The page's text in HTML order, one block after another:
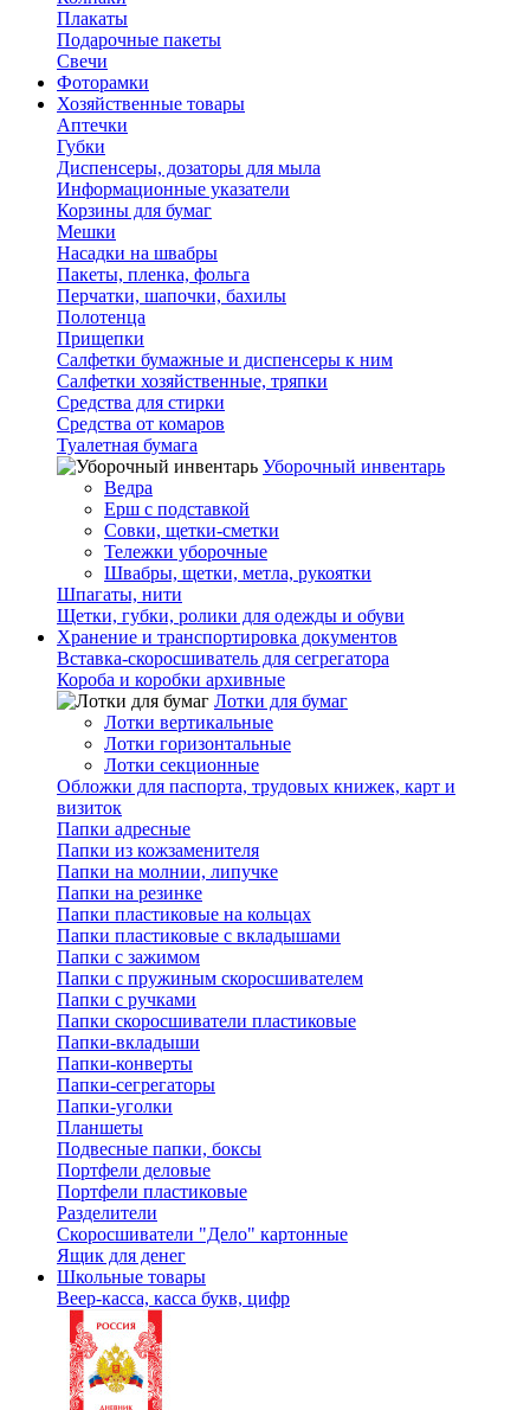
Плакаты
Подарочные пакеты
Свечи
Фоторамки
Хозяйственные товары
Аптечки
Губки
Диспенсеры, дозаторы для мыла
Информационные указатели
Корзины для бумаг
Мешки
Насадки на швабры
Пакеты, пленка, фольга
Перчатки, шапочки, бахилы
Полотенца
Прищепки
Салфетки бумажные и диспенсеры к ним
Салфетки хозяйственные, тряпки
Средства для стирки
Средства от комаров
Туалетная бумага
Уборочный инвентарь
Ведра
Ерш с подставкой
Совки, щетки-сметки
Тележки уборочные
Швабры, щетки, метла, рукоятки
Шпагаты, нити
Щетки, губки, ролики для одежды и обуви
Хранение и транспортировка документов
Вставка-скоросшиватель для сегрегатора
Короба и коробки архивные
Лотки для бумаг
Лотки вертикальные
Лотки горизонтальные
Лотки секционные
Обложки для паспорта, трудовых книжек, карт и
визиток
Папки адресные
Папки из кожзаменителя
Папки на молнии, липучке
Папки на резинке
Папки пластиковые на кольцах
Папки пластиковые с вкладышами
Папки с зажимом
Папки с пружиным скоросшивателем
Папки с ручками
Папки скоросшиватели пластиковые
Папки-вкладыши
Папки-конверты
Папки-сегрегаторы
Папки-уголки
Планшеты
Подвесные папки, боксы
Портфели деловые
Портфели пластиковые
Разделители
Скоросшиватели "Дело" картонные
Ящик для денег
Школьные товары
Веер-касса, касса букв, цифр